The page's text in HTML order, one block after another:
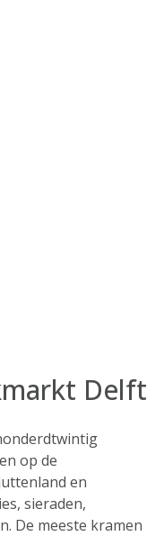
Delft
op de
en
sieraden,
De meeste kramen